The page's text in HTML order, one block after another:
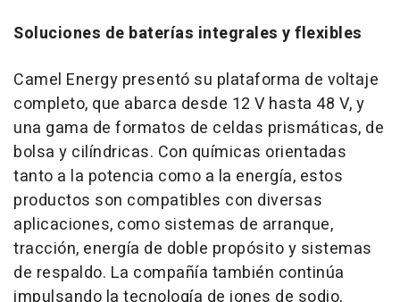
Soluciones de baterías integrales y flexibles
Camel Energy presentó su plataforma de voltaje
completo, que abarca desde 12 V hasta 48 V, y
una gama de formatos de celdas prismáticas, de
bolsa y cilíndricas. Con químicas orientadas
tanto a la potencia como a la energía, estos
productos son compatibles con diversas
aplicaciones, como sistemas de arranque,
tracción, energía de doble propósito y sistemas
de respaldo. La compañía también continúa
impulsando la tecnología de iones de sodio,